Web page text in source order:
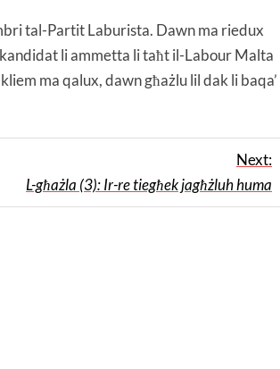
tal-Partit Laburista. Dawn ma riedux
li ammetta li taħt il-Labour Malta
ma qalux, dawn għażlu lil dak li baqa’
Next:
L-għażla (3): Ir-re tiegħek jagħżluh huma